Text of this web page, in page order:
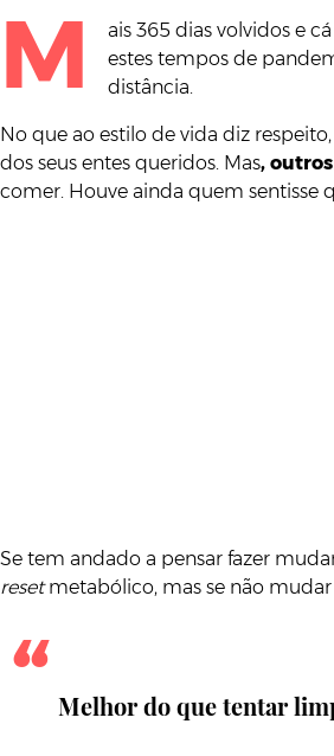
M
ais 365 dias volvidos e
estes tempos de
distância.
No que ao estilo de vida diz
dos seus entes queridos. Mas,
comer. Houve ainda quem sentisse
Se tem andado a pensar fazer
resetmetabólico, mas se não mudar
Melhor do que tentar